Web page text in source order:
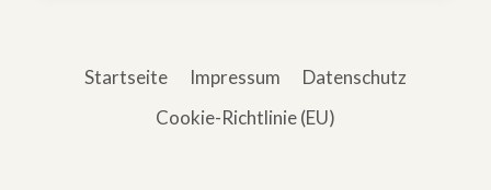
Startseite Impressum
Datenschutz
Cookie-Richtlinie (EU)